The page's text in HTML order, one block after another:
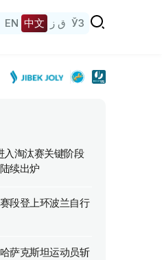
EN 中文 ق ز ЎЗ
淘汰赛关键阶段
续出炉
段登上环波兰自行
萨克斯坦运动员斩